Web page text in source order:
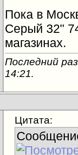
Пока в
Серый 32"
магазинах.
Последний
14:21.
Цитата: